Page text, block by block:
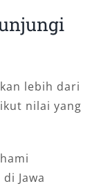
lebih dari
nilai yang
Jawa